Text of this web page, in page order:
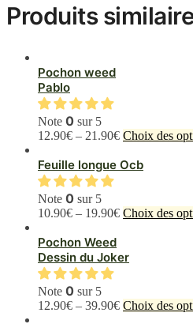
Produits
Pochon weed
Pablo
Note 0 sur 5
12.90€ – 21.90€ Choix des
Feuille longue Ocb
Note 0 sur 5
10.90€ – 19.90€ Choix des
Pochon Weed
Dessin du Joker
Note 0 sur 5
12.90€ – 39.90€ Choix des